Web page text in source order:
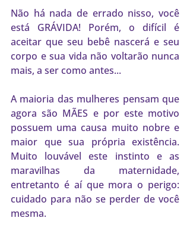
Não há nada de errado nisso, você
está GRÁVIDA! Porém, o difícil é
aceitar que seu bebê nascerá e seu
corpo e sua vida não voltarão nunca
mais, a ser como antes...
A maioria das mulheres pensam que
agora são MÃES e por este motivo
possuem uma causa muito nobre e
maior que sua própria existência.
Muito louvável este instinto e as
maravilhas da maternidade,
entretanto é aí que mora o perigo:
cuidado para não se perder de você
mesma.